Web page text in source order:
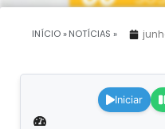
INÍCIO »NOTÍCIAS »
Iniciar